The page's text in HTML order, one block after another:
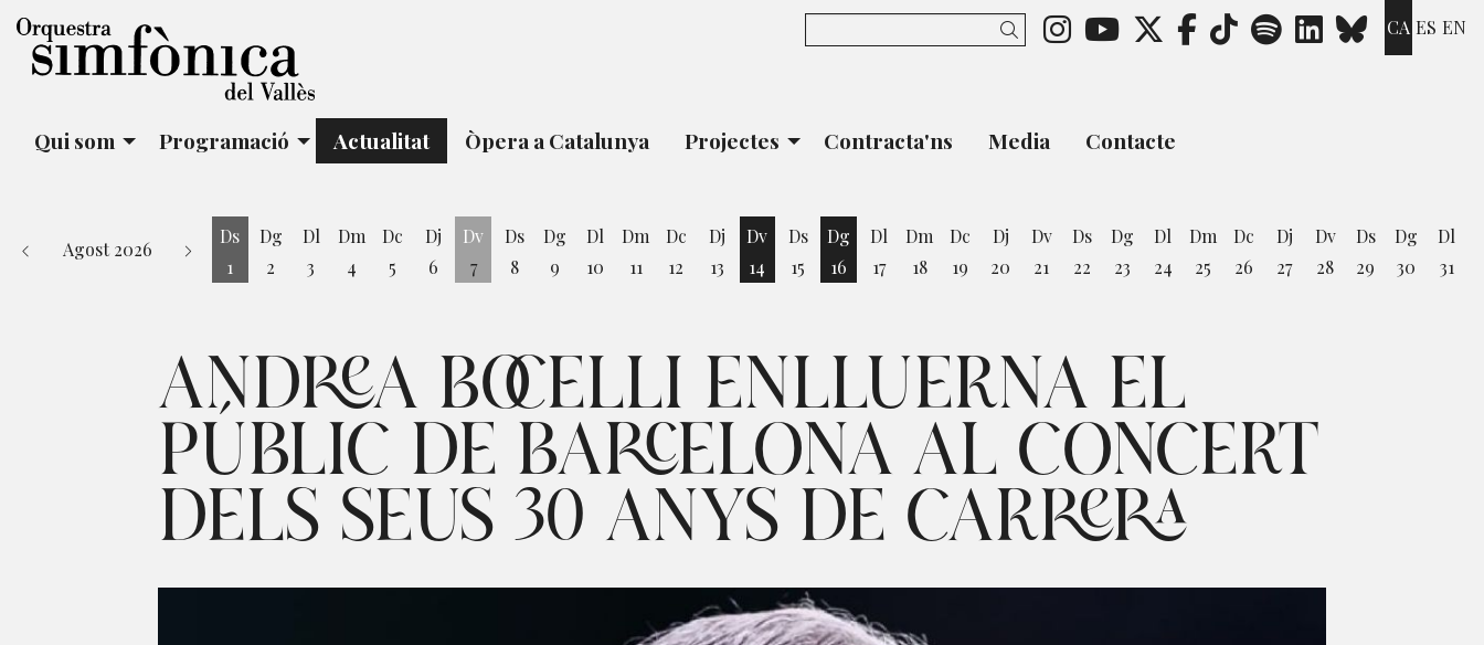
CA ES EN
Link a instagram
Link a youtube
Link a twitter
Link a facebook
Link a ticktok
Link a spotify
Link aLink a
Cercar
Qui som Programació Actualitat Òpera a Catalunya Projectes Contracta'ns Media Contacte
Agost 2026
Ds
1
Dg
2
Dl
3
Dm
4
Dc
5
Dj
6
Dv
7
Ds
8
Dg
9
Dl
10
Dm
11
Dc
12
Dj
13
Dv
14
Ds
15
Dg
16
Dl
17
Dm
18
Dc
19
Dj
20
Dv
21
Ds
22
Dg
23
Dl
24
Dm
25
Dc
26
Dj
27
Dv
28
Ds
29
Dg
30
Dl
31
ANDREA BOCELLI ENLLUERNA EL
PÚBLIC DE BARCELONA AL CONCERT
DELS SEUS 30 ANYS DE CARRERA